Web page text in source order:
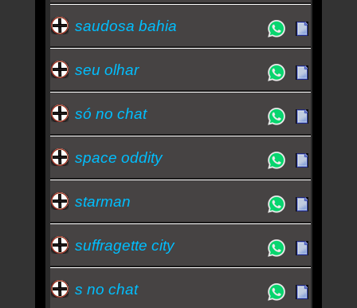
saudosa bahia
seu olhar
só no chat
space oddity
starman
suffragette city
s no chat